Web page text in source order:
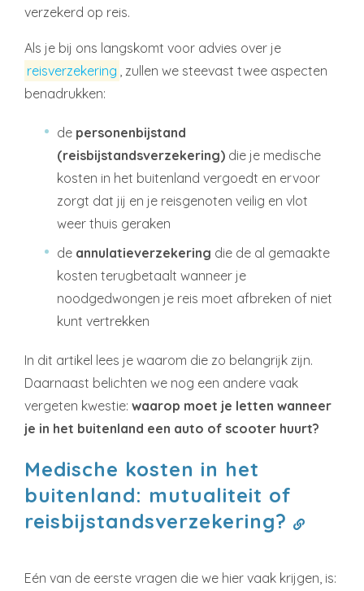
verzekerd op reis.
Als je bij ons langskomt voor advies over je
reisverzekering , zullen we steevast twee aspecten
benadrukken:
de personenbijstand
(reisbijstandsverzekering) die je medische
kosten in het buitenland vergoedt en ervoor
zorgt dat jij en je reisgenoten veilig en vlot
weer thuis geraken
de annulatieverzekering die de al gemaakte
kosten terugbetaalt wanneer je
noodgedwongen je reis moet afbreken of niet
kunt vertrekken
In dit artikel lees je waarom die zo belangrijk zijn.
Daarnaast belichten we nog een andere vaak
vergeten kwestie: waarop moet je letten wanneer
je in het buitenland een auto of scooter huurt?
Medische kosten in het
buitenland: mutualiteit of
reisbijstandsverzekering?
Eén van de eerste vragen die we hier vaak krijgen, is: